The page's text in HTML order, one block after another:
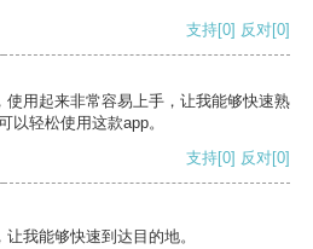
支持[0] 反对[0]
用起来非常容易上手，让我能够快速熟
以轻松使用这款app。
支持[0] 反对[0]
我能够快速到达目的地。